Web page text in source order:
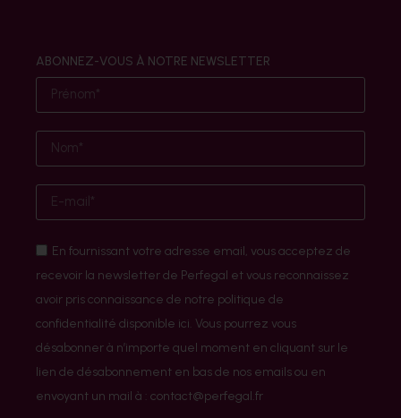
ABONNEZ-VOUS À NOTRE NEWSLETTER
En fournissant votre adresse email, vous acceptez de
recevoir la newsletter de Perfegal et vous reconnaissez
avoir pris connaissance de notre politique de
confidentialité disponible ici. Vous pourrez vous
désabonner à n’importe quel moment en cliquant sur le
lien de désabonnement en bas de nos emails ou en
envoyant un mail à : contact@perfegal.fr